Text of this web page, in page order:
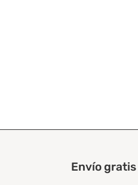
Envío